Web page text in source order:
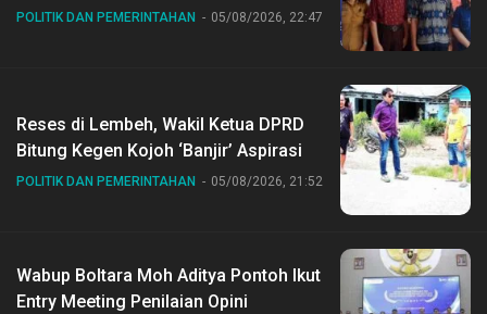
POLITIK DAN PEMERINTAHAN 05/08/2026, 22:47
Reses di Lembeh, Wakil Ketua DPRD
Bitung Kegen Kojoh ‘Banjir’ Aspirasi
POLITIK DAN PEMERINTAHAN 05/08/2026, 21:52
Wabup Boltara Moh Aditya Pontoh Ikut
Entry Meeting Penilaian Opini